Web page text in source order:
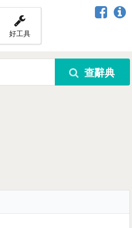
好工具
查辭典